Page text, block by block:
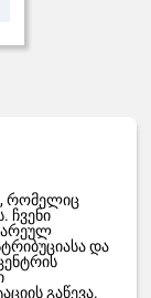
რომელიც
ჩვენი
და
გაწევა.